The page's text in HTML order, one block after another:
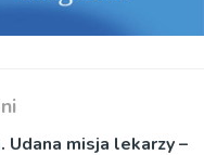
misja lekarzy –